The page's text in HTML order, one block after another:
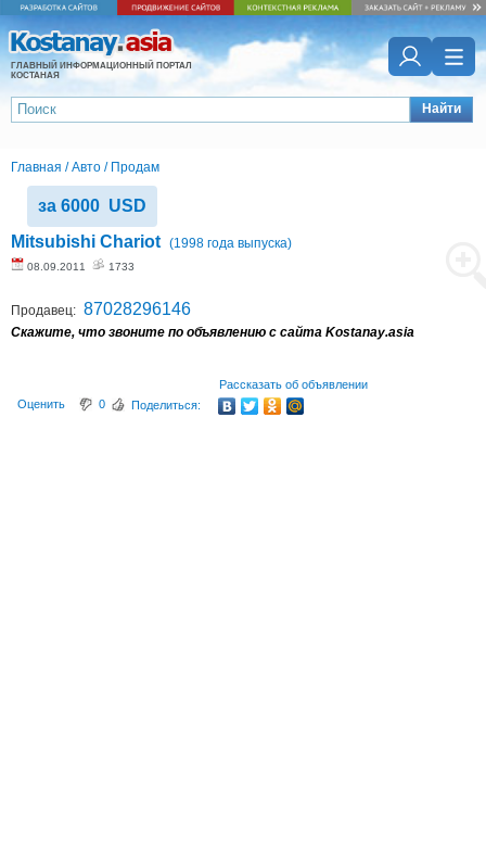
ГЛАВНЫЙ ИНФОРМАЦИОННЫЙ ПОРТАЛ
КОСТАНАЯ
Найти
Главная /Авто / Продам
за 6000 USD
Mitsubishi Chariot (1998 года выпуска)
08.09.2011 1733
Продавец: 87028296146
Скажите, что звоните по объявлению с сайта Kostanay.asia
Рассказать об объявлении
Оценить
0 Поделиться: